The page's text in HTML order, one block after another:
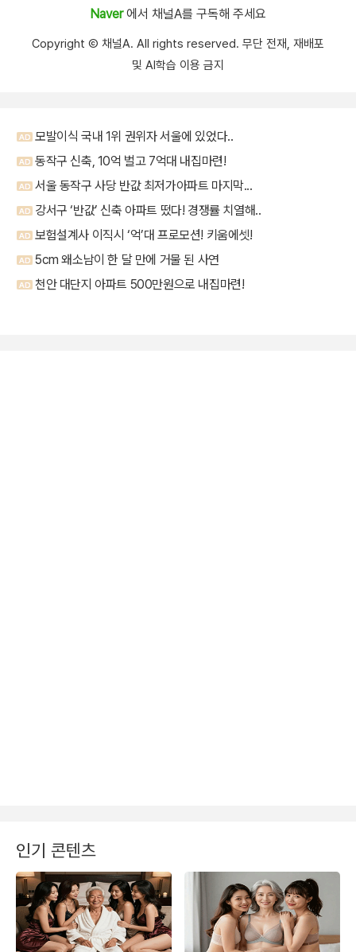
Naver에서 채널A를 구독해 주세요
Copyright Ⓒ 채널A. All rights reserved. 무단 전재, 재배포
및 AI학습 이용 금지
인기 콘텐츠